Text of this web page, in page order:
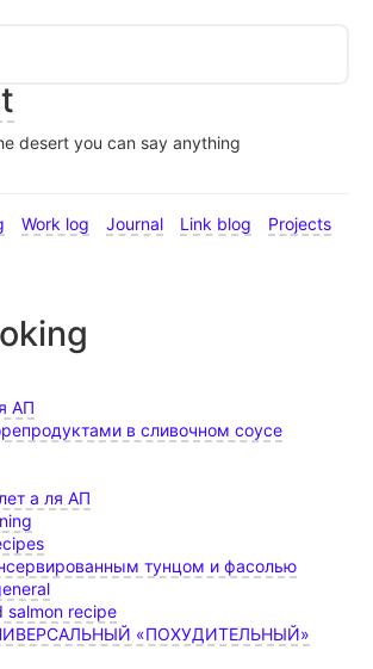
desert you can say anything
Work log Journal Link blog
Projects
АП
в сливочном соусе
а ля АП
тунцом и фасолью
salmon recipe
«ПОХУДИТЕЛЬНЫЙ»